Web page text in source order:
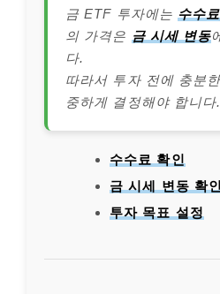
금 ETF 투자에는 수수료
의 가격은 금 시세 변동
다.
따라서 투자 전에 충분
중하게 결정해야 합니다.
수수료 확인
금 시세 변동 확인
투자 목표 설정